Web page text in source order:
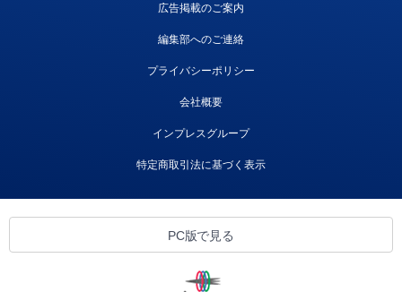
広告掲載のご案内
編集部へのご連絡
プライバシーポリシー
会社概要
インプレスグループ
特定商取引法に基づく表示
PC版で見る